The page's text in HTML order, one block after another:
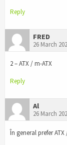
Reply
FRED
26 March
2 – ATX / m-ATX
Reply
Al
26 March
În general prefer ATX